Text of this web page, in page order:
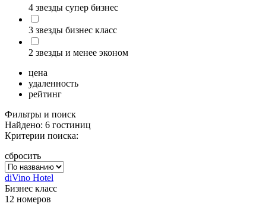
4 звезды супер бизнес
3 звезды бизнес класс
2 звезды и менее эконом
цена
удаленность
рейтинг
Фильтры и поиск
Найдено: 6 гостиниц
Критерии поиска:
сбросить
diVino Hotel
Бизнес класс
12 номеров